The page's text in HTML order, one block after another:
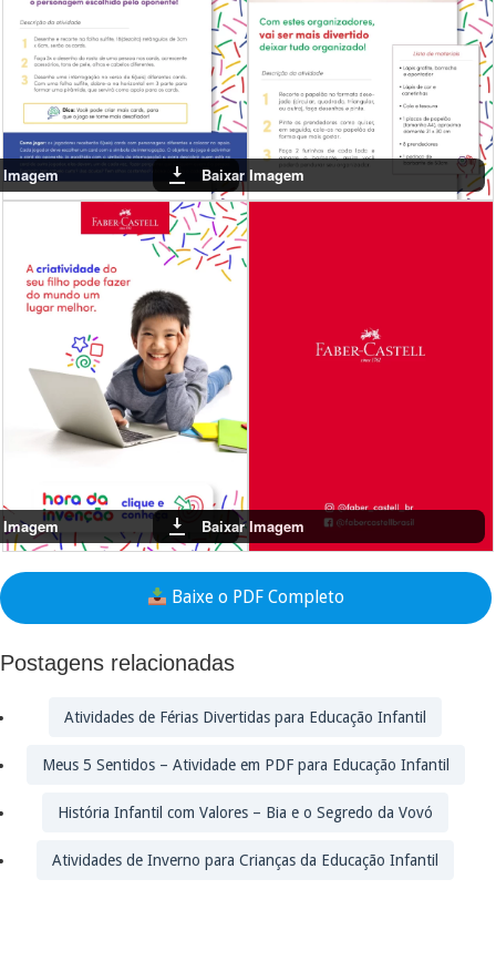
Baixar Imagem Baixar Imagem
Baixar Imagem Baixar Imagem
Baixe o PDF Completo
Postagens relacionadas
Atividades de Férias Divertidas para Educação Infantil
Meus 5 Sentidos – Atividade em PDF para Educação Infantil
História Infantil com Valores – Bia e o Segredo da Vovó
Atividades de Inverno para Crianças da Educação Infantil